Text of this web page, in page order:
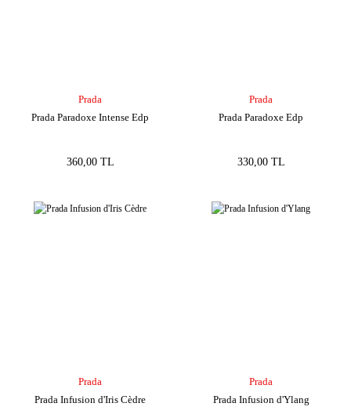
Prada
Prada Paradoxe Intense Edp
360,00 TL
Prada
Prada Paradoxe Edp
330,00 TL
Prada
Prada Infusion d'Iris Cèdre
Prada
Prada Infusion d'Ylang